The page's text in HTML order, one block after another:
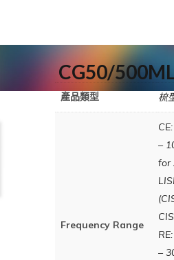
CG50/
產品類型 梳
Frequency Range
–
for
–